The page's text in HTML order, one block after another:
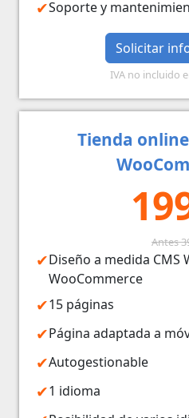
Soporte y
Solicitar
IVA no incluido
Tienda
Antes
Diseño a medida CMS
WooCommerce
15 páginas
Página adaptada a
Autogestionable
1 idioma